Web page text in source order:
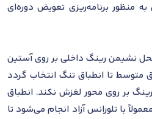
منظور برنامه‌ریزی تعویض دوره‌ای
نشیمن رینگ داخلی بر روی آستین
متوسط تا انطباق تنگ انتخاب گردد
بر روی محور لغزش نکند. انطباق
با تلورانس آزاد انجام می‌شود تا